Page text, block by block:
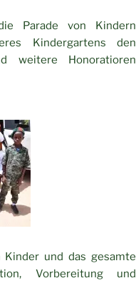
Parade von Kindern
Kindergartens den
weitere Honoratioren
und das gesamte
Vorbereitung und